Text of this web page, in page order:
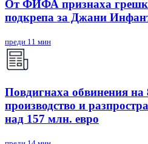
От ФИФА признаха
подкрепа за Джани
преди 11 мин
Повдигнаха обвинения на
производство и
над 157 млн. евро